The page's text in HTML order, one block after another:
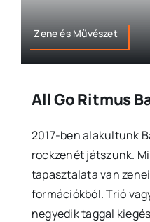
Zene és Művészet
All Go Ritmus
2017-ben alakultunk
rockzenét játszunk.
tapasztalata van
formációkból. Trió
negyedik taggal